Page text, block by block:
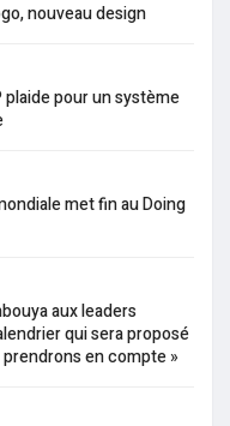
nouveau design
plaide pour un système
met fin au Doing
aux leaders
qui sera proposé
en compte »